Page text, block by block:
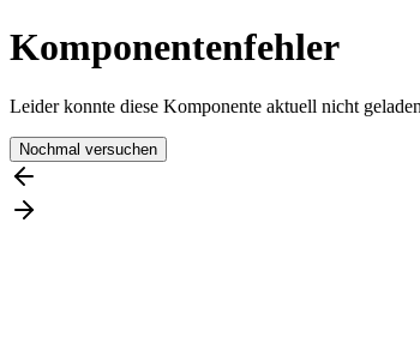
Komponentenfehler
Leider konnte diese Komponente aktuell nicht
Nochmal versuchen